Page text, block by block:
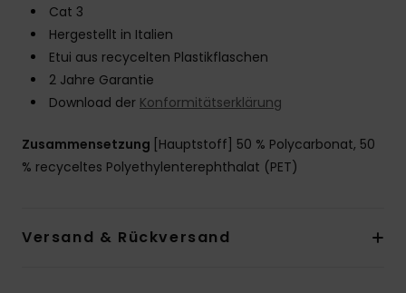
Cat 3
Hergestellt in Italien
Etui aus recycelten Plastikflaschen
2 Jahre Garantie
Download der Konformitätserklärung
Zusammensetzung [Hauptstoff] 50 % Polycarbonat, 50
% recyceltes Polyethylenterephthalat (PET)
Versand & Rückversand